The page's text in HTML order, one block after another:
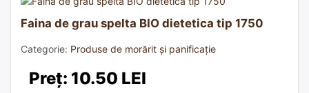
Faina de grau spelta BIO dietetica tip 1750
Categorie: Produse de morărit și panificație
Preț: 10.50 LEI